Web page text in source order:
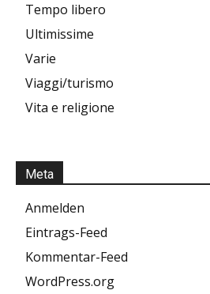
Tempo libero
Ultimissime
Varie
Viaggi/turismo
Vita e religione
Meta
Anmelden
Eintrags-Feed
Kommentar-Feed
WordPress.org